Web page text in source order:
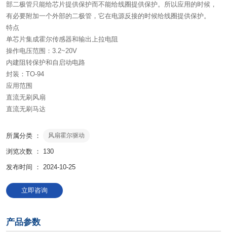
部二极管只能给芯片提供保护而不能给线圈提供保护。所以应用的时候，
有必要附加一个外部的二极管，它在电源反接的时候给线圈提供保护。
特点
单芯片集成霍尔传感器和输出上拉电阻
操作电压范围：3.2~20V
内建阻转保护和自启动电路
封装：TO-94
应用范围
直流无刷风扇
直流无刷马达
所属分类 ： 风扇霍尔驱动
浏览次数 ： 130
发布时间 ： 2024-10-25
立即咨询
产品参数